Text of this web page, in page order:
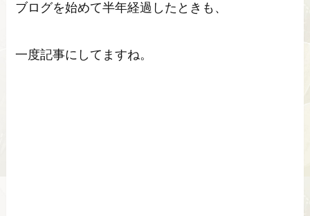
ブログを始めて半年経過したときも、
一度記事にしてますね。